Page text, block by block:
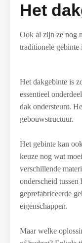
Het
Ook al zijn ze nog
traditionele gebinte
Het dakgebinte is
essentieel
dak ondersteunt.
gebouwstructuur.
Het gebinte kan
keuze nog wat
verschillende
onderscheid
geprefabriceerde
eigenschappen.
Maar welke